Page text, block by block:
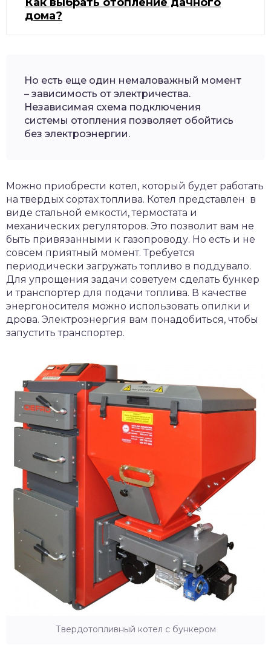
дома?
Но есть еще один немаловажный момент
– зависимость от электричества.
Независимая схема подключения
системы отопления позволяет обойтись
без электроэнергии.
Можно приобрести котел, который будет работать
на твердых сортах топлива. Котел представлен в
виде стальной емкости, термостата и
механических регуляторов. Это позволит вам не
быть привязанными к газопроводу. Но есть и не
совсем приятный момент. Требуется
периодически загружать топливо в поддувало.
Для упрощения задачи советуем сделать бункер
и транспортер для подачи топлива. В качестве
энергоносителя можно использовать опилки и
дрова. Электроэнергия вам понадобиться, чтобы
запустить транспортер.
Твердотопливный котел с бункером